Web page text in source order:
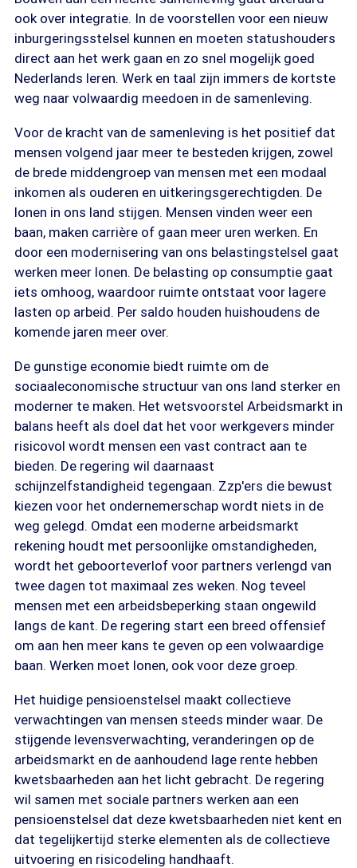
ook over integratie. In de voorstellen voor een nieuw
inburgeringsstelsel kunnen en moeten statushouders
direct aan het werk gaan en zo snel mogelijk goed
Nederlands leren. Werk en taal zijn immers de kortste
weg naar volwaardig meedoen in de samenleving.
Voor de kracht van de samenleving is het positief dat
mensen volgend jaar meer te besteden krijgen, zowel
de brede middengroep van mensen met een modaal
inkomen als ouderen en uitkeringsgerechtigden. De
lonen in ons land stijgen. Mensen vinden weer een
baan, maken carrière of gaan meer uren werken. En
door een modernisering van ons belastingstelsel gaat
werken meer lonen. De belasting op consumptie gaat
iets omhoog, waardoor ruimte ontstaat voor lagere
lasten op arbeid. Per saldo houden huishoudens de
komende jaren meer over.
De gunstige economie biedt ruimte om de
sociaaleconomische structuur van ons land sterker en
moderner te maken. Het wetsvoorstel Arbeidsmarkt in
balans heeft als doel dat het voor werkgevers minder
risicovol wordt mensen een vast contract aan te
bieden. De regering wil daarnaast
schijnzelfstandigheid tegengaan. Zzp'ers die bewust
kiezen voor het ondernemerschap wordt niets in de
weg gelegd. Omdat een moderne arbeidsmarkt
rekening houdt met persoonlijke omstandigheden,
wordt het geboorteverlof voor partners verlengd van
twee dagen tot maximaal zes weken. Nog teveel
mensen met een arbeidsbeperking staan ongewild
langs de kant. De regering start een breed offensief
om aan hen meer kans te geven op een volwaardige
baan. Werken moet lonen, ook voor deze groep.
Het huidige pensioenstelsel maakt collectieve
verwachtingen van mensen steeds minder waar. De
stijgende levensverwachting, veranderingen op de
arbeidsmarkt en de aanhoudend lage rente hebben
kwetsbaarheden aan het licht gebracht. De regering
wil samen met sociale partners werken aan een
pensioenstelsel dat deze kwetsbaarheden niet kent en
dat tegelijkertijd sterke elementen als de collectieve
uitvoering en risicodeling handhaaft.